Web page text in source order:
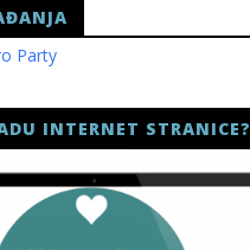
Party
INTERNET STRANICE?